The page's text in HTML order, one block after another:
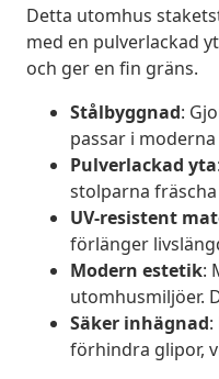
Detta utomhus
med en pulverlackad
och ger en fin gräns.
Stålbyggnad:
passar i
Pulverlackad yta
stolparna
UV-resistent
förlänger
Modern estetik:
utomhusmiljöer.
Säker inhägnad
förhindra glipor,